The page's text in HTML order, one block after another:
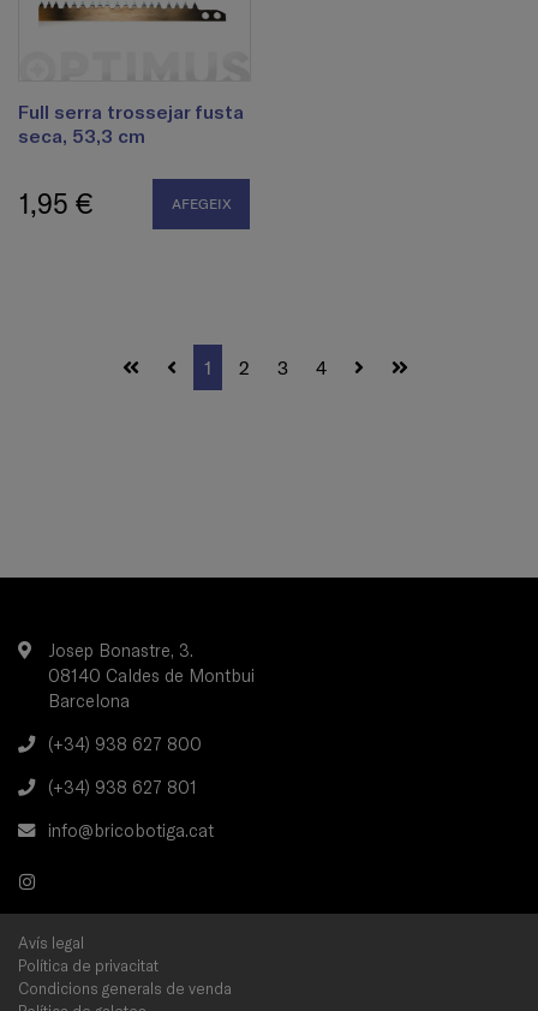
Full serra trossejar fusta
seca, 53,3 cm
1,95 € AFEGEIX
1 2 3 4
Josep Bonastre, 3.
08140 Caldes de Montbui
Barcelona
(+34) 938 627 800
(+34) 938 627 801
info@bricobotiga.cat
Avís legal
Política de privacitat
Condicions generals de venda